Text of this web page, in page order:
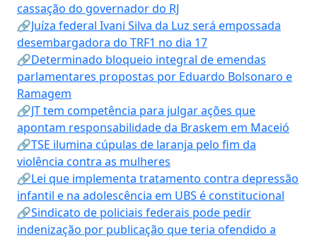
cassação do governador do RJ
🔗Juíza federal Ivani Silva da Luz será empossada
desembargadora do TRF1 no dia 17
🔗Determinado bloqueio integral de emendas
parlamentares propostas por Eduardo Bolsonaro e
Ramagem
🔗JT tem competência para julgar ações que
apontam responsabilidade da Braskem em Maceió
🔗TSE ilumina cúpulas de laranja pelo fim da
violência contra as mulheres
🔗Lei que implementa tratamento contra depressão
infantil e na adolescência em UBS é constitucional
🔗Sindicato de policiais federais pode pedir
indenização por publicação que teria ofendido a